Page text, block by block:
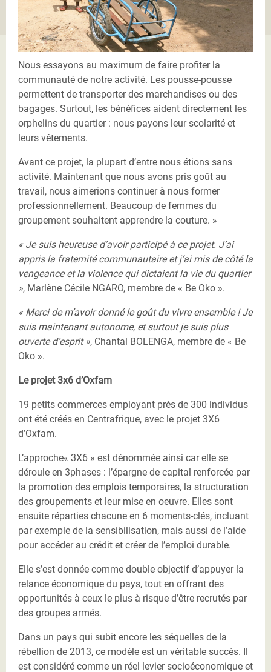
Nous essayons au maximum de faire profiter la
communauté de notre activité. Les pousse-pousse
permettent de transporter des marchandises ou des
bagages. Surtout, les bénéfices aident directement les
orphelins du quartier : nous payons leur scolarité et
leurs vêtements.
Avant ce projet, la plupart d’entre nous étions sans
activité. Maintenant que nous avons pris goût au
travail, nous aimerions continuer à nous former
professionnellement. Beaucoup de femmes du
groupement souhaitent apprendre la couture. »
« Je suis heureuse d’avoir participé à ce projet. J’ai
appris la fraternité communautaire et j’ai mis de côté la
vengeance et la violence qui dictaient la vie du quartier
», Marlène Cécile NGARO, membre de « Be Oko ».
« Merci de m’avoir donné le goût du vivre ensemble ! Je
suis maintenant autonome, et surtout je suis plus
ouverte d’esprit », Chantal BOLENGA, membre de « Be
Oko ».
Le projet 3x6 d’Oxfam
19 petits commerces employant près de 300 individus
ont été créés en Centrafrique, avec le projet 3X6
d’Oxfam.
L’approche« 3X6 » est dénommée ainsi car elle se
déroule en 3phases : l’épargne de capital renforcée par
la promotion des emplois temporaires, la structuration
des groupements et leur mise en oeuvre. Elles sont
ensuite réparties chacune en 6 moments-clés, incluant
par exemple de la sensibilisation, mais aussi de l’aide
pour accéder au crédit et créer de l’emploi durable.
Elle s’est donnée comme double objectif d’appuyer la
relance économique du pays, tout en offrant des
opportunités à ceux le plus à risque d’être recrutés par
des groupes armés.
Dans un pays qui subit encore les séquelles de la
rébellion de 2013, ce modèle est un véritable succès. Il
est considéré comme un réel levier socioéconomique et